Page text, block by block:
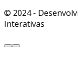
© 2024 -
Interativas